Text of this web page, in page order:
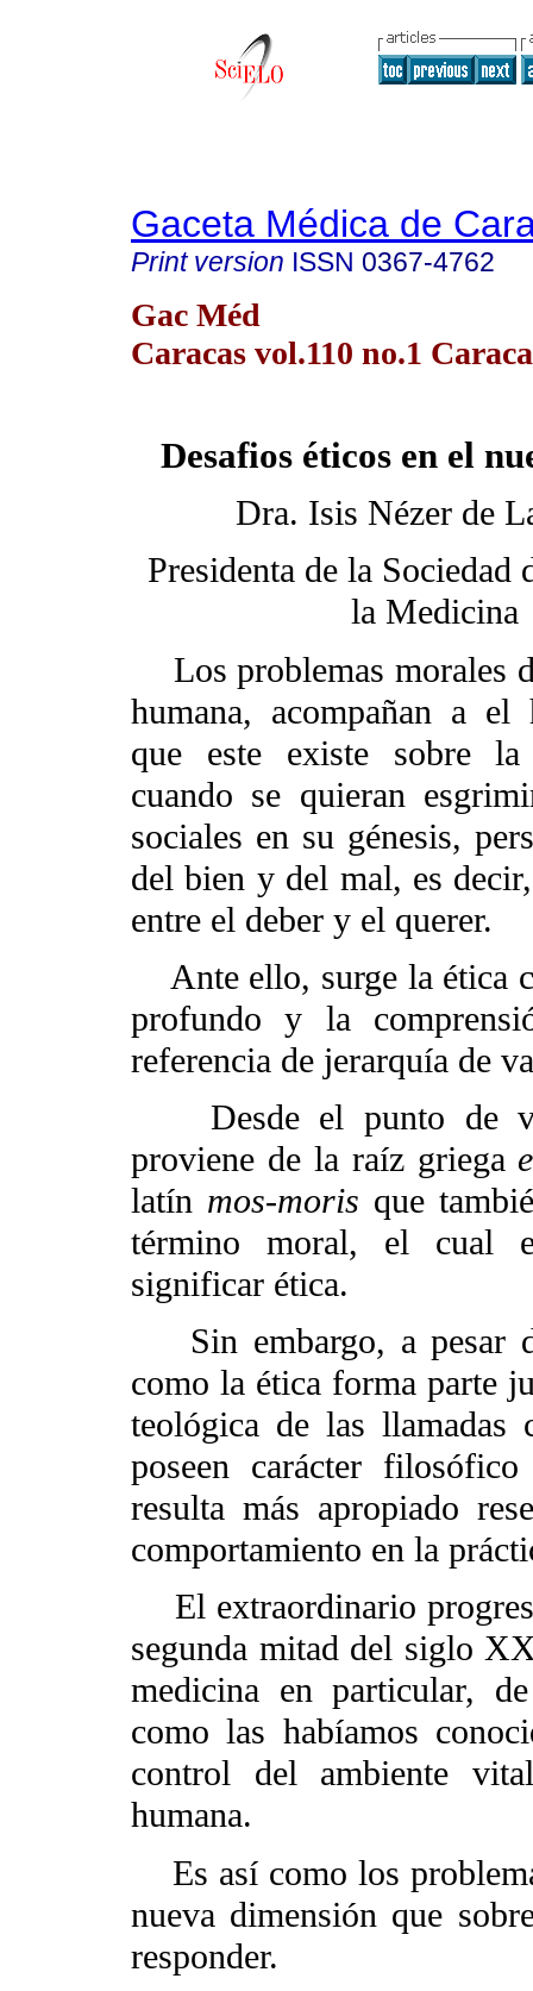
Gaceta Médica de
Print version ISSN 0367-4762
Gac Méd
Caracas vol.110 no.1
Desafios éticos en el
Dra. Isis Nézer de
Presidenta de la Sociedad
la Medicina
Los problemas morales
humana, acompañan a el
que este existe sobre
cuando se quieran
sociales en su génesis,
del bien y del mal, es
entre el deber y el querer.
Ante ello, surge la ética
profundo y la
referencia de jerarquía de
Desde el punto de
proviene de la raíz griega
latín mos-moris que
término moral, el cual
significar ética.
Sin embargo, a pesar
como la ética forma parte
teológica de las llamadas
poseen carácter
resulta más apropiado
comportamiento en la
El extraordinario
segunda mitad del siglo
medicina en particular,
como las habíamos
control del ambiente
humana.
Es así como los
nueva dimensión que
responder.